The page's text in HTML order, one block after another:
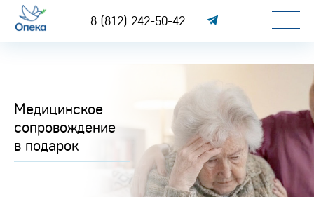
8 (812) 242-50-42
Медицинское
сопровождение
в подарок